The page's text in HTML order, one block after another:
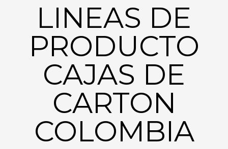
LINEAS DE
PRODUCTO
CAJAS DE
CARTON
COLOMBIA